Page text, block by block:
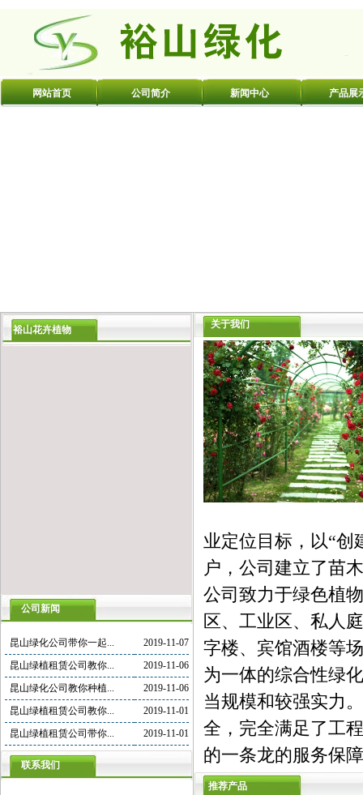
网站首页 公司简介 新闻中心 产品展
裕山花卉植物
公司新闻
昆山绿化公司带你一起...
2019-11-07
昆山绿植租赁公司教你...
2019-11-06
昆山绿化公司教你种植...
2019-11-06
昆山绿植租赁公司教你...
2019-11-01
昆山绿植租赁公司带你...
2019-11-01
联系我们
关于我们
业定位目标，以“创
户，公司建立了苗
公司致力于绿色植
区、工业区、私人
字楼、宾馆酒楼等
为一体的综合性绿
当规模和较强实力
全，完全满足了工
的一条龙的服务
推荐产品